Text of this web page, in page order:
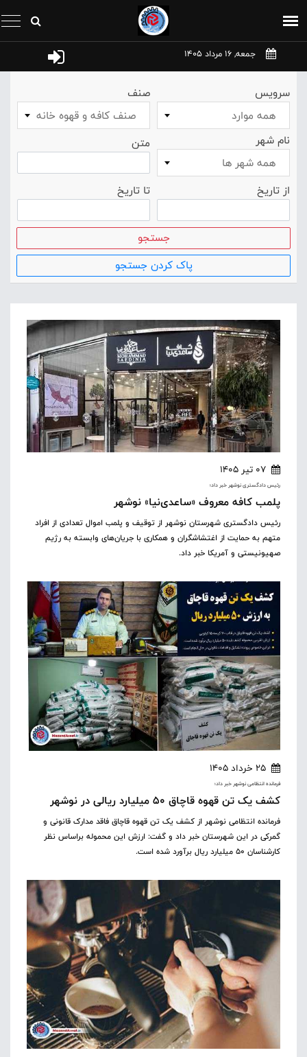
جمعه, 16 مرداد 1405
سرویس
همه موارد
صنف
صنف کافه و قهوه خانه
نام شهر
همه شهر ها
متن
از تاریخ تا تاریخ
جستجو
پاک کردن جستجو
07 تیر 1405
رئیس دادگستری نوشهر خبر داد؛
پلمب کافه معروف «ساعدی‌نیا» نوشهر
رئیس دادگستری شهرستان نوشهر از توقیف و پلمب اموال تعدادی از افراد
متهم به حمایت از اغتشاشگران و همکاری با جریان‌های وابسته به رژیم
صهیونیستی و آمریکا خبر داد.
25 خرداد 1405
فرمانده انتظامی نوشهر خبر داد؛
کشف یک تن قهوه قاچاق ۵۰ میلیارد ریالی در نوشهر
فرمانده انتظامی نوشهر از کشف یک تن قهوه قاچاق فاقد مدارک قانونی و
گمرکی در این شهرستان خبر داد و گفت: ارزش این محموله براساس نظر
کارشناسان ۵۰ میلیارد ریال برآورد شده است.